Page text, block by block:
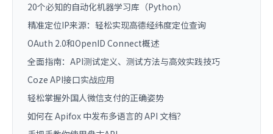
20个必知的自动化机器学习库（Python）
精准定位IP来源：轻松实现高德经纬度定位查询
OAuth 2.0和OpenID Connect概述
全面指南：API测试定义、测试方法与高效实践技巧
Coze API接口实战应用
轻松掌握外国人微信支付的正确姿势
如何在 Apifox 中发布多语言的 API 文档？